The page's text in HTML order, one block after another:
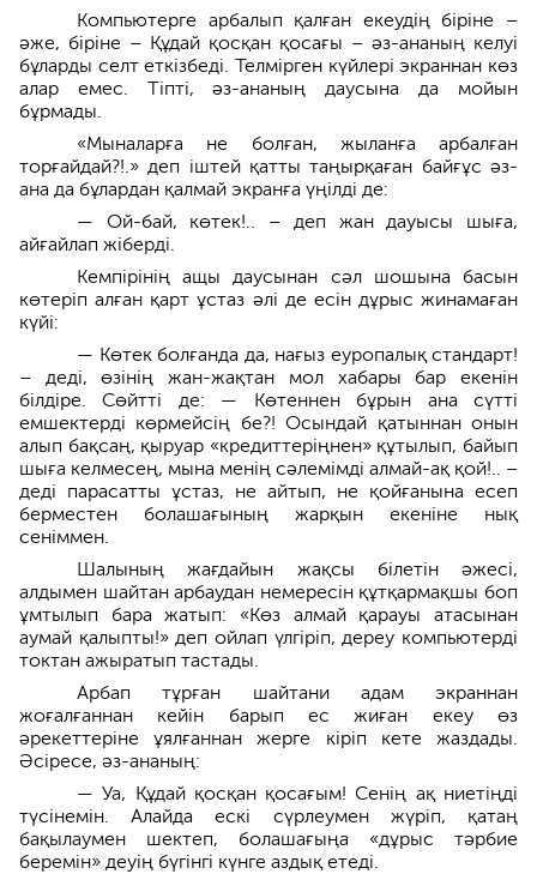
Компьютерге арбалып қалған екеудің біріне –
әже, біріне – Құдай қосқан қосағы – әз-ананың келуі
бұларды селт еткізбеді. Телмірген күйлері экраннан көз
алар емес. Тіпті, әз-ананың даусына да мойын
бұрмады.
«Мыналарға не болған, жыланға арбалған
торғайдай?!.» деп іштей қатты таңырқаған байғұс әз-
ана да бұлардан қалмай экранға үңілді де:
— Ой-бай, көтек!.. – деп жан дауысы шыға,
айғайлап жіберді.
Кемпірінің ащы даусынан сәл шошына басын
көтеріп алған қарт ұстаз әлі де есін дұрыс жинамаған
күйі:
— Көтек болғанда да, нағыз еуропалық стандарт!
– деді, өзінің жан-жақтан мол хабары бар екенін
білдіре. Сөйтті де: — Көтеннен бұрын ана сүтті
емшектерді көрмейсің бе?! Осындай қатыннан онын
алып бақсаң, қыруар «кредиттеріңнен» құтылып, байып
шыға келмесең, мына менің сәлемімді алмай-ақ қой!.. –
деді парасатты ұстаз, не айтып, не қойғанына есеп
берместен болашағының жарқын екеніне нық
сеніммен.
Шалының жағдайын жақсы білетін әжесі,
алдымен шайтан арбаудан немересін құтқармақшы боп
ұмтылып бара жатып: «Көз алмай қарауы атасынан
аумай қалыпты!» деп ойлап үлгіріп, дереу компьютерді
токтан ажыратып тастады.
Арбап тұрған шайтани адам экраннан
жоғалғаннан кейін барып ес жиған екеу өз
әрекеттеріне ұялғаннан жерге кіріп кете жаздады.
Әсіресе, әз-ананың:
— Уа, Құдай қосқан қосағым! Сенің ақ ниетіңді
түсінемін. Алайда ескі сүрлеумен жүріп, қатаң
бақылаумен шектеп, болашағыңа «дұрыс тәрбие
беремін» деуің бүгінгі күнге аздық етеді.